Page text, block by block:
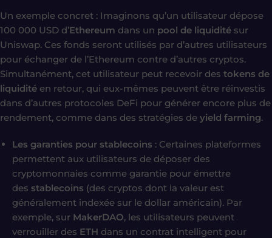
Un exemple concret : Imaginons qu’un utilisateur dépose
100 000 USD d’Ethereum dans un pool de liquidité sur
Uniswap. Ces fonds seront utilisés par d’autres utilisateurs
pour échanger de l’Ethereum contre d’autres cryptos.
Simultanément, cet utilisateur peut recevoir des tokens de
liquidité en retour, qui eux-mêmes peuvent être réinvestis
dans d’autres protocoles DeFi pour générer encore plus de
rendement, comme dans des stratégies de yield farming.
Les garanties pour stablecoins : Certaines plateformes
permettent aux utilisateurs de déposer des
cryptomonnaies comme garantie pour émettre
des stablecoins (des cryptos dont la valeur est
généralement indexée sur le dollar américain). Par
exemple, sur MakerDAO, les utilisateurs peuvent
verrouiller des ETH dans un contrat intelligent pour